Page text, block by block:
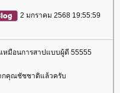
2 มกราคม 2568 19:55:59
หมือนการสาปแบบผู้ดี 55555
กคุณชัชชาติแล้วครับ